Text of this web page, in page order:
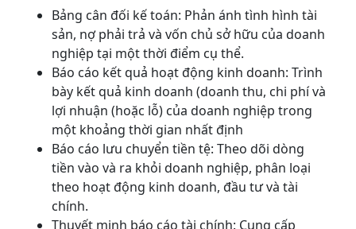
Bảng cân đối kế toán: Phản ánh tình hình tài
sản, nợ phải trả và vốn chủ sở hữu của doanh
nghiệp tại một thời điểm cụ thể.
Báo cáo kết quả hoạt động kinh doanh: Trình
bày kết quả kinh doanh (doanh thu, chi phí và
lợi nhuận (hoặc lỗ) của doanh nghiệp trong
một khoảng thời gian nhất định
Báo cáo lưu chuyển tiền tệ: Theo dõi dòng
tiền vào và ra khỏi doanh nghiệp, phân loại
theo hoạt động kinh doanh, đầu tư và tài
chính.
Thuyết minh báo cáo tài chính: Cung cấp